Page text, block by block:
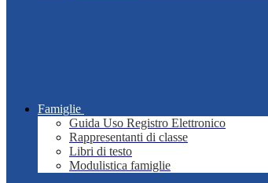
Famiglie
Guida Uso Registro Elettronico
Rappresentanti di classe
Libri di testo
Modulistica famiglie